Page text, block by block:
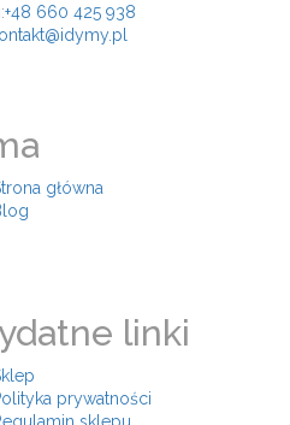
+48 660 425 938
główna
linki
prywatności